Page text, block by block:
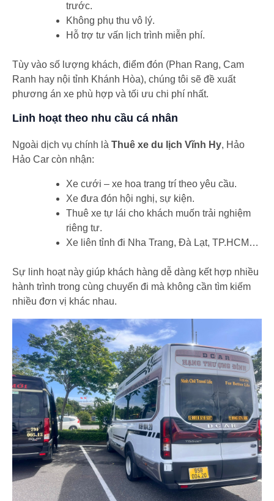
trước.
Không phụ thu vô lý.
Hỗ trợ tư vấn lịch trình miễn phí.
Tùy vào số lượng khách, điểm đón (Phan Rang, Cam
Ranh hay nội tỉnh Khánh Hòa), chúng tôi sẽ đề xuất
phương án xe phù hợp và tối ưu chi phí nhất.
Linh hoạt theo nhu cầu cá nhân
Ngoài dịch vụ chính là Thuê xe du lịch Vĩnh Hy, Hảo
Hảo Car còn nhận:
Xe cưới – xe hoa trang trí theo yêu cầu.
Xe đưa đón hội nghị, sự kiện.
Thuê xe tự lái cho khách muốn trải nghiệm
riêng tư.
Xe liên tỉnh đi Nha Trang, Đà Lạt, TP.HCM…
Sự linh hoạt này giúp khách hàng dễ dàng kết hợp nhiều
hành trình trong cùng chuyến đi mà không cần tìm kiếm
nhiều đơn vị khác nhau.